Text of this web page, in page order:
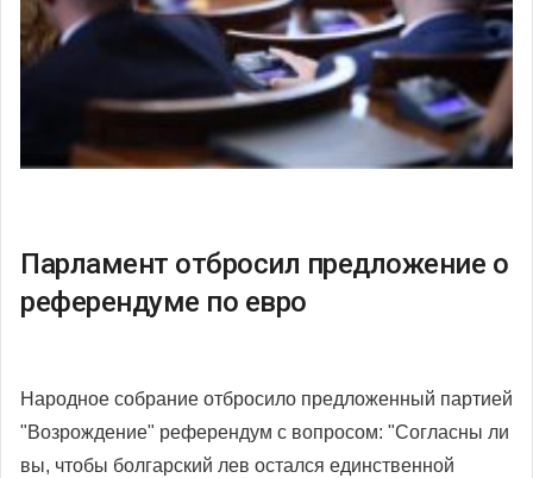
Парламент отбросил предложение о
референдуме по евро
Народное собрание отбросило предложенный партией
"Возрождение" референдум с вопросом: "Согласны ли
вы, чтобы болгарский лев остался единственной